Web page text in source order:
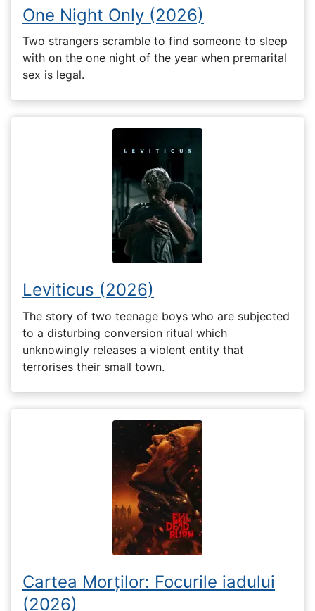
One Night Only (2026)
Two strangers scramble to find someone to sleep
with on the one night of the year when premarital
sex is legal.
Leviticus (2026)
The story of two teenage boys who are subjected
to a disturbing conversion ritual which
unknowingly releases a violent entity that
terrorises their small town.
Cartea Morților: Focurile iadului
(2026)